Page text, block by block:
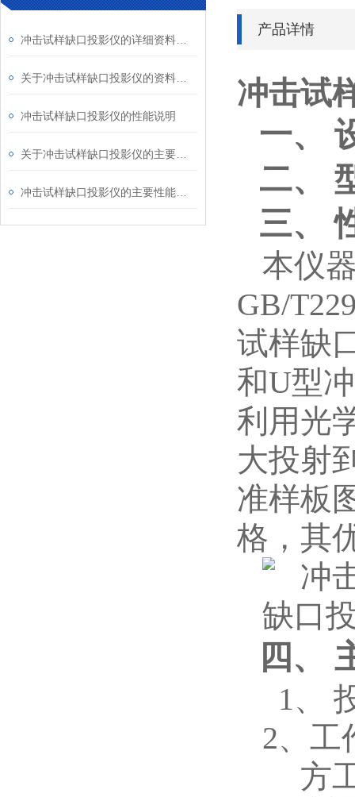
冲击试样缺口投影仪的性能说明
产品详情
冲击试
一、
二、
三、
本仪
GB/
试样缺
和U型
利用光
大投射
准样板
格，其
四、
1、
2、工
方